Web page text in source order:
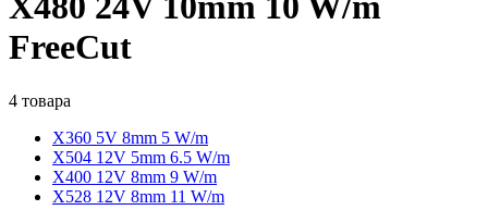
FreeCut
4 товара
X360 5V 8mm 5 W/m
X504 12V 5mm 6.5 W/m
X400 12V 8mm 9 W/m
X528 12V 8mm 11 W/m